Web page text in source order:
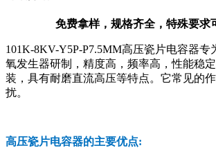
免费拿样，规格齐全，特殊要求
101K-8KV-Y5P-P7.5MM高压瓷片电容器专
氧发生器研制，精度高，频率高，性能稳
装，具有耐磨直流高压等特点。它常见的
扰。
高压瓷片电容器的主要优点: